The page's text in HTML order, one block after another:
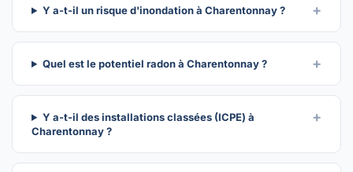
Y a-t-il un risque d'inondation à Charentonnay ?
Quel est le potentiel radon à Charentonnay ?
Y a-t-il des installations classées (ICPE) à
Charentonnay ?